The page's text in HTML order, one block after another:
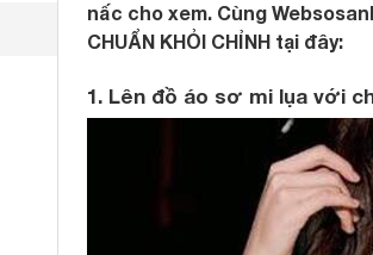
nấc cho xem. Cùng
CHUẨN KHỎI CHỈNH tại đây:
1. Lên đồ áo sơ mi lụa với